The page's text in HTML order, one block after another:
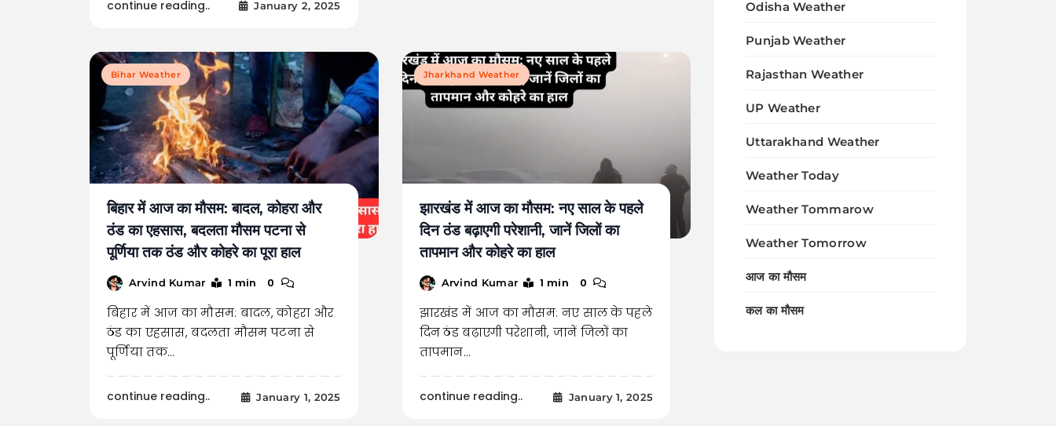
continue reading.. January 2, 2025
Bihar Weather
बिहार में आज का मौसम: बादल, कोहरा और
ठंड का एहसास, बदलता मौसम पटना से
पूर्णिया तक ठंड और कोहरे का पूरा हाल
Arvind Kumar 1 min 0
बिहार में आज का मौसम: बादल, कोहरा और
ठंड का एहसास, बदलता मौसम पटना से
पूर्णिया तक…
continue reading.. January 1, 2025
Jharkhand Weather
झारखंड में आज का मौसम: नए साल के पहले
दिन ठंड बढ़ाएगी परेशानी, जानें जिलों का
तापमान और कोहरे का हाल
Arvind Kumar 1 min 0
झारखंड में आज का मौसम: नए साल के पहले
दिन ठंड बढ़ाएगी परेशानी, जानें जिलों का
तापमान…
continue reading.. January 1, 2025
Odisha Weather
Punjab Weather
Rajasthan Weather
UP Weather
Uttarakhand Weather
Weather Today
Weather Tommarow
Weather Tomorrow
आज का मौसम
कल का मौसम